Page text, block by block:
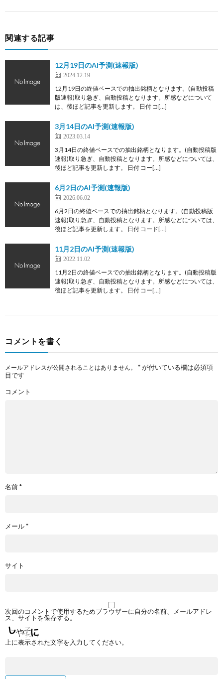
関連する記事
12月19日のAI予測(速報版)
2024.12.19
12月19日の終値ベースでの抽出銘柄となります。(自動投稿
版速報)取り急ぎ、自動投稿となります。所感などについて
は、後ほど記事を更新します。 日付 コ[…]
3月14日のAI予測(速報版)
2023.03.14
3月14日の終値ベースでの抽出銘柄となります。(自動投稿版
速報)取り急ぎ、自動投稿となります。所感などについては、
後ほど記事を更新します。 日付 コー[…]
6月2日のAI予測(速報版)
2026.06.02
6月2日の終値ベースでの抽出銘柄となります。(自動投稿版
速報)取り急ぎ、自動投稿となります。所感などについては、
後ほど記事を更新します。 日付 コード[…]
11月2日のAI予測(速報版)
2022.11.02
11月2日の終値ベースでの抽出銘柄となります。(自動投稿版
速報)取り急ぎ、自動投稿となります。所感などについては、
後ほど記事を更新します。 日付 コー[…]
コメントを書く
メールアドレスが公開されることはありません。 *が付いている欄は必須項
目です
コメント
名前*
メール*
サイト
次回のコメントで使用するためブラウザーに自分の名前、メールアドレ
ス、サイトを保存する。
上に表示された文字を入力してください。